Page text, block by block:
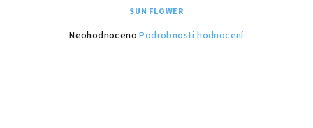
SUN FLOWER
Průměrné
Neohodnoceno Podrobnosti hodnocení